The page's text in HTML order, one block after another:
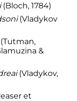
(Bloch, 1784)
(Vladykov
&
(Vladykov,
et